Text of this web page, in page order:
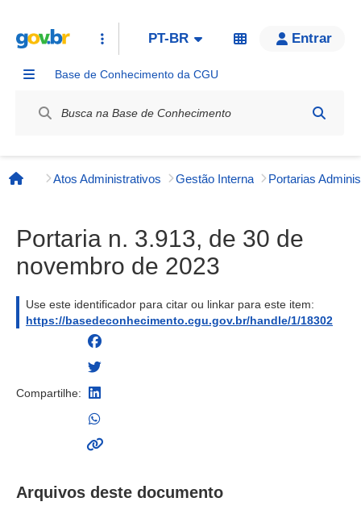
PT-BR Entrar
Base de Conhecimento da CGU
Página inicial
Atos Administrativos Gestão Interna
Portaria n. 3.913, de 30 de
novembro de 2023
Use este identificador para citar ou linkar para este item:
https://basedeconhecimento.cgu.gov.br/handle/1/18302
Compartilhe:
Arquivos deste documento